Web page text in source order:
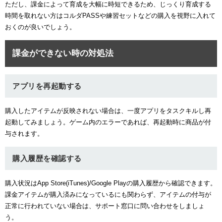
ただし、課金によって育成を大幅に時短できるため、じっくり育成する
時間を取れない方はコルダPASSや練習セットなどの購入を視野に入れて
おくのが良いでしょう。
課金ができない時の対処法
アプリを再起動する
購入したアイテムが反映されない場合は、一度アプリをタスクキルし再
起動してみましょう。ゲーム内のエラーであれば、再起動時に商品が付
与されます。
購入履歴を確認する
購入状況はApp Store(iTunes)/Google Playの購入履歴から確認できます。
課金アイテムが購入済みになっているにも関わらず、アイテムの付与が
正常に行われていない場合は、サポート窓口に問い合わせをしましょ
う。